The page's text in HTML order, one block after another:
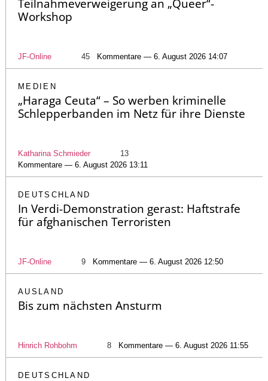
Teilnahmeverweigerung an „Queer“-
Workshop
JF-Online 45 Kommentare — 6. August 2026 14:07
MEDIEN
„Haraga Ceuta“ – So werben kriminelle
Schlepperbanden im Netz für ihre Dienste
Katharina Schmieder
13
Kommentare — 6. August 2026 13:11
DEUTSCHLAND
In Verdi-Demonstration gerast: Haftstrafe
für afghanischen Terroristen
JF-Online 9 Kommentare — 6. August 2026 12:50
AUSLAND
Bis zum nächsten Ansturm
Hinrich Rohbohm 8 Kommentare — 6. August 2026 11:55
DEUTSCHLAND